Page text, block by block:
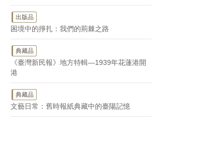
出版品
困境中的掙扎：我們的荊棘之路
典藏品
《臺灣新民報》地方特輯—1939年花蓮港開
港
典藏品
文藝日常：舊時報紙典藏中的臺陽記憶